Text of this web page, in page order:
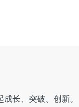
长、突破、创新。